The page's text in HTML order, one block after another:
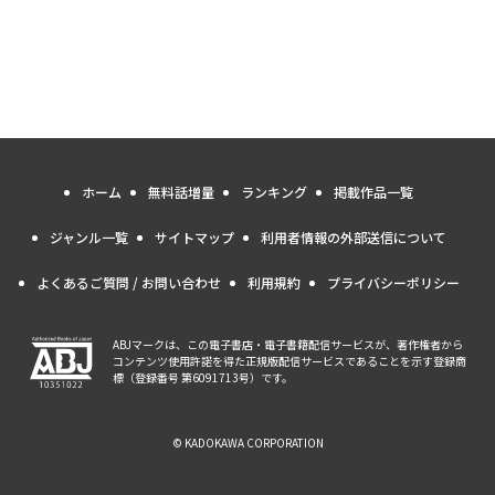
ホーム 無料話増量 ランキング 掲載作品一覧
ジャンル一覧 サイトマップ 利用者情報の外部送信について
よくあるご質問 / お問い合わせ 利用規約 プライバシーポリシー
ABJマークは、この電子書店・電子書籍配信サービスが、著作権者から
コンテンツ使用許諾を得た正規版配信サービスであることを示す登録商
標（登録番号 第6091713号）です。
© KADOKAWA CORPORATION